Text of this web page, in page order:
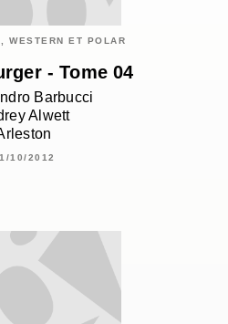
WESTERN ET POLAR
- Tome 04
Barbucci
Alwett
10/2012